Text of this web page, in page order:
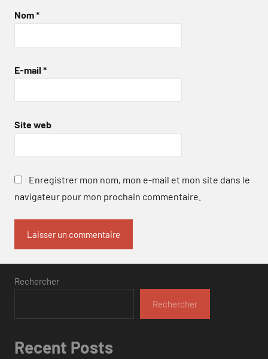
Nom*
E-mail *
Site web
Enregistrer mon nom, mon e-mail et mon site dans le
navigateur pour mon prochain commentaire.
Rechercher
Rechercher
Recent Posts